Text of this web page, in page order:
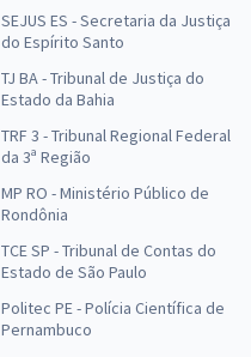
SEJUS ES - Secretaria da Justiça
do Espírito Santo
TJ BA - Tribunal de Justiça do
Estado da Bahia
TRF 3 - Tribunal Regional Federal
da 3ª Região
MP RO - Ministério Público de
Rondônia
TCE SP - Tribunal de Contas do
Estado de São Paulo
Politec PE - Polícia Científica de
Pernambuco